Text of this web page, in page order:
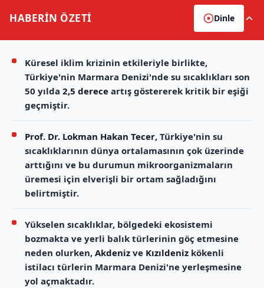
HABERİN ÖZETİ Dinle
Küresel iklim krizinin etkileriyle birlikte,
Türkiye'nin Marmara Denizi'nde su sıcaklıkları son
50 yılda 2,5 derece artış göstererek kritik bir eşiği
geçmiştir.
Prof. Dr. Lokman Hakan Tecer, Türkiye'nin su
sıcaklıklarının dünya ortalamasının çok üzerinde
arttığını ve bu durumun mikroorganizmaların
üremesi için elverişli bir ortam sağladığını
belirtmiştir.
Yükselen sıcaklıklar, bölgedeki ekosistemi
bozmakta ve yerli balık türlerinin göç etmesine
neden olurken, Akdeniz ve Kızıldeniz kökenli
istilacı türlerin Marmara Denizi'ne yerleşmesine
yol açmaktadır.